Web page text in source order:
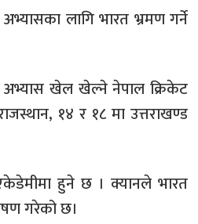
अभ्यासका लागि भारत भ्रमण गर्ने
अभ्यास खेल खेल्ने नेपाल क्रिकेट
१४ र १८ मा उत्तराखण्ड
हुने छ । क्यानले भारत
गरेको छ।